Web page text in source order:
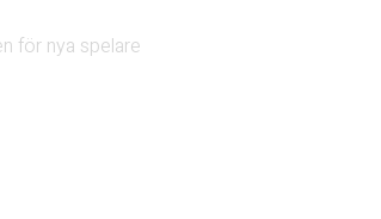
för nya spelare